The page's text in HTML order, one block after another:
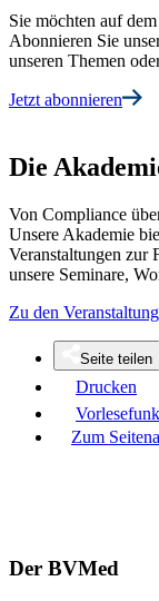
Sie möchten auf
Abonnieren Sie
unseren Themen
Jetzt abonnieren
Die
Von Compliance
Unsere Akademie
Veranstaltungen zur
unsere Seminare,
Zu den
Seite teilen
Drucken
Zum
Der BVMed